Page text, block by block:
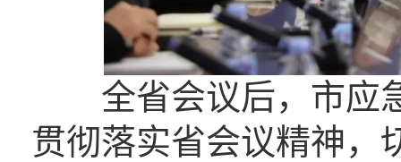
全省会议后，市应急
贯彻落实省会议精神，